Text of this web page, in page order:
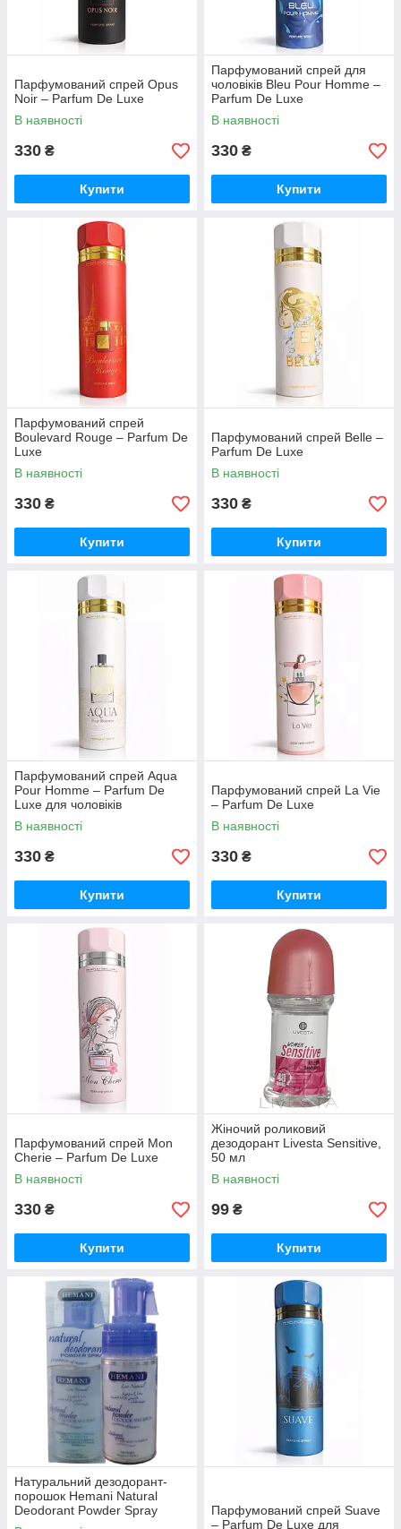
Парфумований спрей Opus
Noir – Parfum De Luxe
В наявності
330 ₴
Купити
Парфумований спрей для
чоловіків Bleu Pour Homme –
Parfum De Luxe
В наявності
330 ₴
Купити
Парфумований спрей
Boulevard Rouge – Parfum De
Luxe
В наявності
330 ₴
Купити
Парфумований спрей Belle –
Parfum De Luxe
В наявності
330 ₴
Купити
Парфумований спрей Aqua
Pour Homme – Parfum De
Luxe​ для чоловіків
В наявності
330 ₴
Купити
Парфумований спрей La Vie
– Parfum De Luxe
В наявності
330 ₴
Купити
Парфумований спрей Mon
Cherie – Parfum De Luxe
В наявності
330 ₴
Купити
Жіночий роликовий
дезодорант Livesta Sensitive,
50 мл
В наявності
99 ₴
Купити
Натуральний дезодорант-
порошок Hemani Natural
Deodorant Powder Spray
Парфумований спрей Suave
– Parfum De Luxe​ для